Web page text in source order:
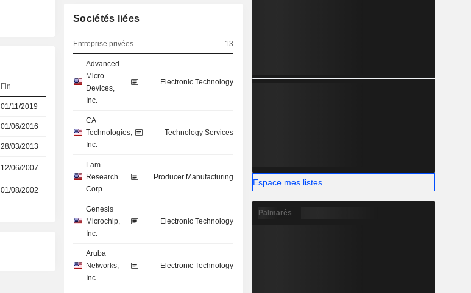
Fin
01/11/2019
01/06/2016
28/03/2013
12/06/2007
01/08/2002
Sociétés liées
Entreprise privées 13
Advanced
Micro
Devices,
Inc.
Electronic Technology
CA
Technologies,
Inc.
Technology Services
Lam
Research
Corp.
Producer Manufacturing
Genesis
Microchip,
Inc.
Electronic Technology
Aruba
Networks,
Inc.
Electronic Technology
Espace mes listes
Palmarès